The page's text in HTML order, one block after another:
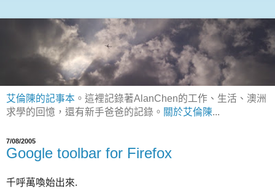
艾倫陳的記事本 。這裡記錄著AlanChen的工作、生活、澳洲
求學的回憶，還有新手爸爸的記錄。 關於艾倫陳...
7/08/2005
Google toolbar for Firefox
千呼萬喚始出來.